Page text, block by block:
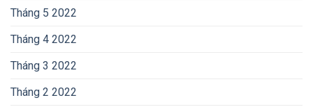
Tháng 5 2022
Tháng 4 2022
Tháng 3 2022
Tháng 2 2022